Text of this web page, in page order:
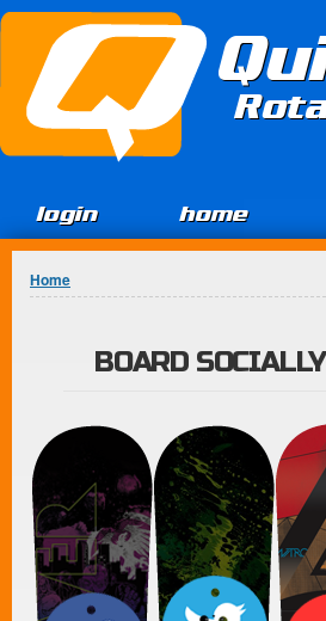
Jump to Content
login home
You are here
Home
BOARD